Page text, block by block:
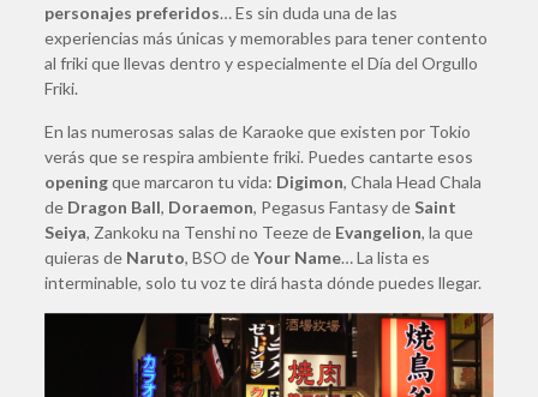
personajes preferidos… Es sin duda una de las
experiencias más únicas y memorables para tener contento
al friki que llevas dentro y especialmente el Día del Orgullo
Friki.
En las numerosas salas de Karaoke que existen por Tokio
verás que se respira ambiente friki. Puedes cantarte esos
openingque marcaron tu vida: Digimon, Chala Head Chala
deDragon Ball, Doraemon, Pegasus Fantasy de Saint
Seiya, Zankoku na Tenshi no Teeze de Evangelion, la que
quieras de Naruto, BSO deYour Name… La lista es
interminable, solo tu voz te dirá hasta dónde puedes llegar.